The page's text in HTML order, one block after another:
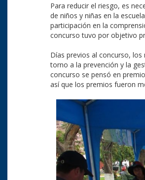
Para reducir el riesgo, es
de niños y niñas en la
participación en la
concurso tuvo por objetivo
Días previos al concurso,
torno a la prevención y la
concurso se pensó en
así que los premios fueron